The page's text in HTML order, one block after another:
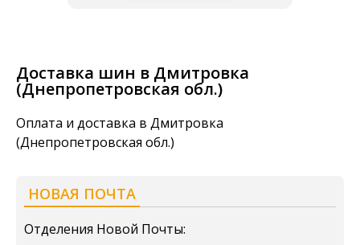
Доставка шин в Дмитровка
(Днепропетровская обл.)
Оплата и доставка в Дмитровка
(Днепропетровская обл.)
НОВАЯ ПОЧТА
Отделения Новой Почты: